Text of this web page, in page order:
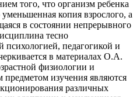
того, что организм ребенка
копия взрослого, а
в состоянии непрерывного
тесно
психологией, педагогикой и
в материалах О.А.
физиологии и
изучения являются
различных